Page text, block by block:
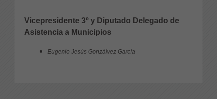
Vicepresidente 3º y Diputado Delegado de
Asistencia a Municipios
Eugenio Jesús Gonzálvez García